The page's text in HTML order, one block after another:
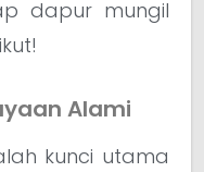
dapur mungil
Alami
kunci utama